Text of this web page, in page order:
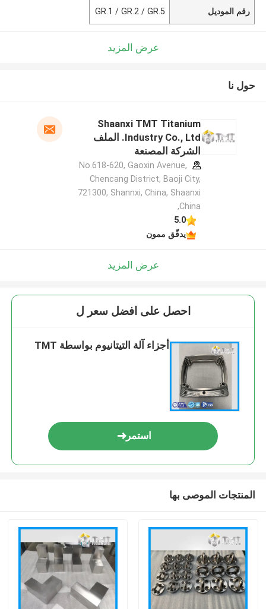
رقم الموديل GR.1 / GR.2 / GR.5
عرض المزيد
حول نا
Shaanxi TMT Titanium
Industry Co., Ltd. الملف
الشركة المصنعة
No.618-620, Gaoxin Avenue,
Chencang District, Baoji City,
721300, Shannxi, China, Shaanxi
,China
5.0
يدقّق ممون
عرض المزيد
احصل على افضل سعر ل
أجزاء آلة التيتانيوم بواسطة TMT
استمر
المنتجات الموصى بها